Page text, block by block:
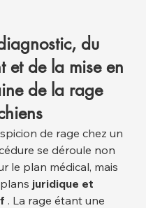
du
et de la mise en
de la rage
de rage chez un
se déroule non
le plan médical, mais
juridique et
. La rage étant une